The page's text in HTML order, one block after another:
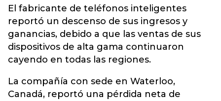
El fabricante de teléfonos inteligentes
reportó un descenso de sus ingresos y
ganancias, debido a que las ventas de sus
dispositivos de alta gama continuaron
cayendo en todas las regiones.
La compañía con sede en Waterloo,
Canadá, reportó una pérdida neta de